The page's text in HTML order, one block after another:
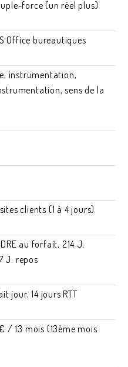
force (un réel plus)
Office bureautiques
instrumentation,
sens de la
clients (1 à 4 jours)
au forfait, 214 J.
J. repos
jour, 14 jours RTT
/ 13 mois (13ème mois